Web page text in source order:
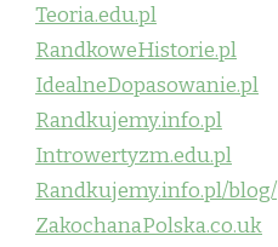
Teoria.edu.pl
RandkoweHistorie.pl
IdealneDopasowanie.pl
Randkujemy.info.pl
Introwertyzm.edu.pl
Randkujemy.info.pl/blog/
ZakochanaPolska.co.uk